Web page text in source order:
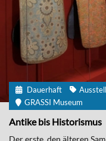
Dauerhaft
GRASSI Museum
Antike bis Historismus
Der erste, den älteren